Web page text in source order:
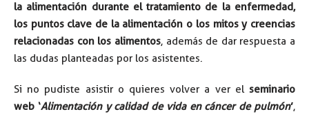
la alimentación durante el tratamiento de la enfermedad,
los puntos clave de la alimentación o los mitos y creencias
relacionadas con los alimentos, además de dar respuesta a
las dudas planteadas por los asistentes.
Si no pudiste asistir o quieres volver a ver el seminario
web ‘Alimentación y calidad de vida en cáncer de pulmón’,